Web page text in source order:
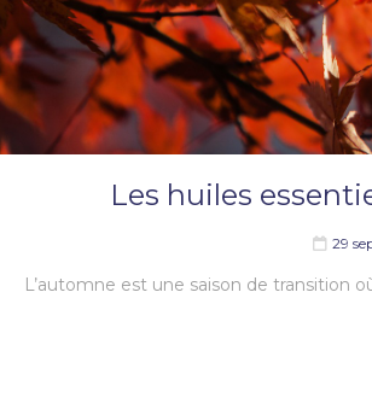
Les huiles
29
L’automne est une saison de transition